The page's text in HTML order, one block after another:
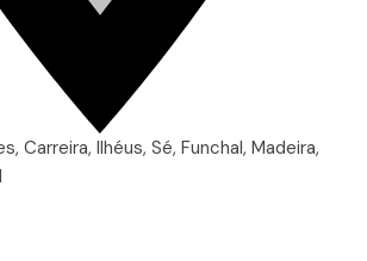
Carreira, Ilhéus, Sé, Funchal, Madeira,